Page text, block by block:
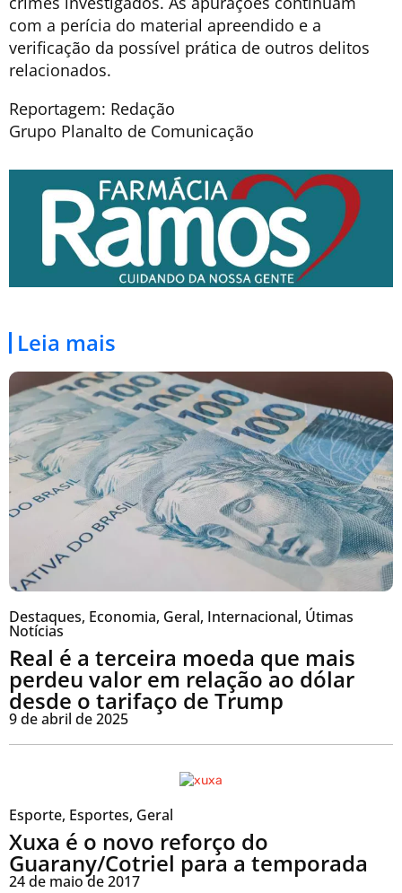
com a perícia do material apreendido e a
verificação da possível prática de outros delitos
relacionados.
Reportagem: Redação
Grupo Planalto de Comunicação
Leia mais
Destaques, Economia, Geral, Internacional, Útimas
Notícias
Real é a terceira moeda que mais
perdeu valor em relação ao dólar
desde o tarifaço de Trump
9 de abril de 2025
Esporte, Esportes, Geral
Xuxa é o novo reforço do
Guarany/Cotriel para a temporada
24 de maio de 2017